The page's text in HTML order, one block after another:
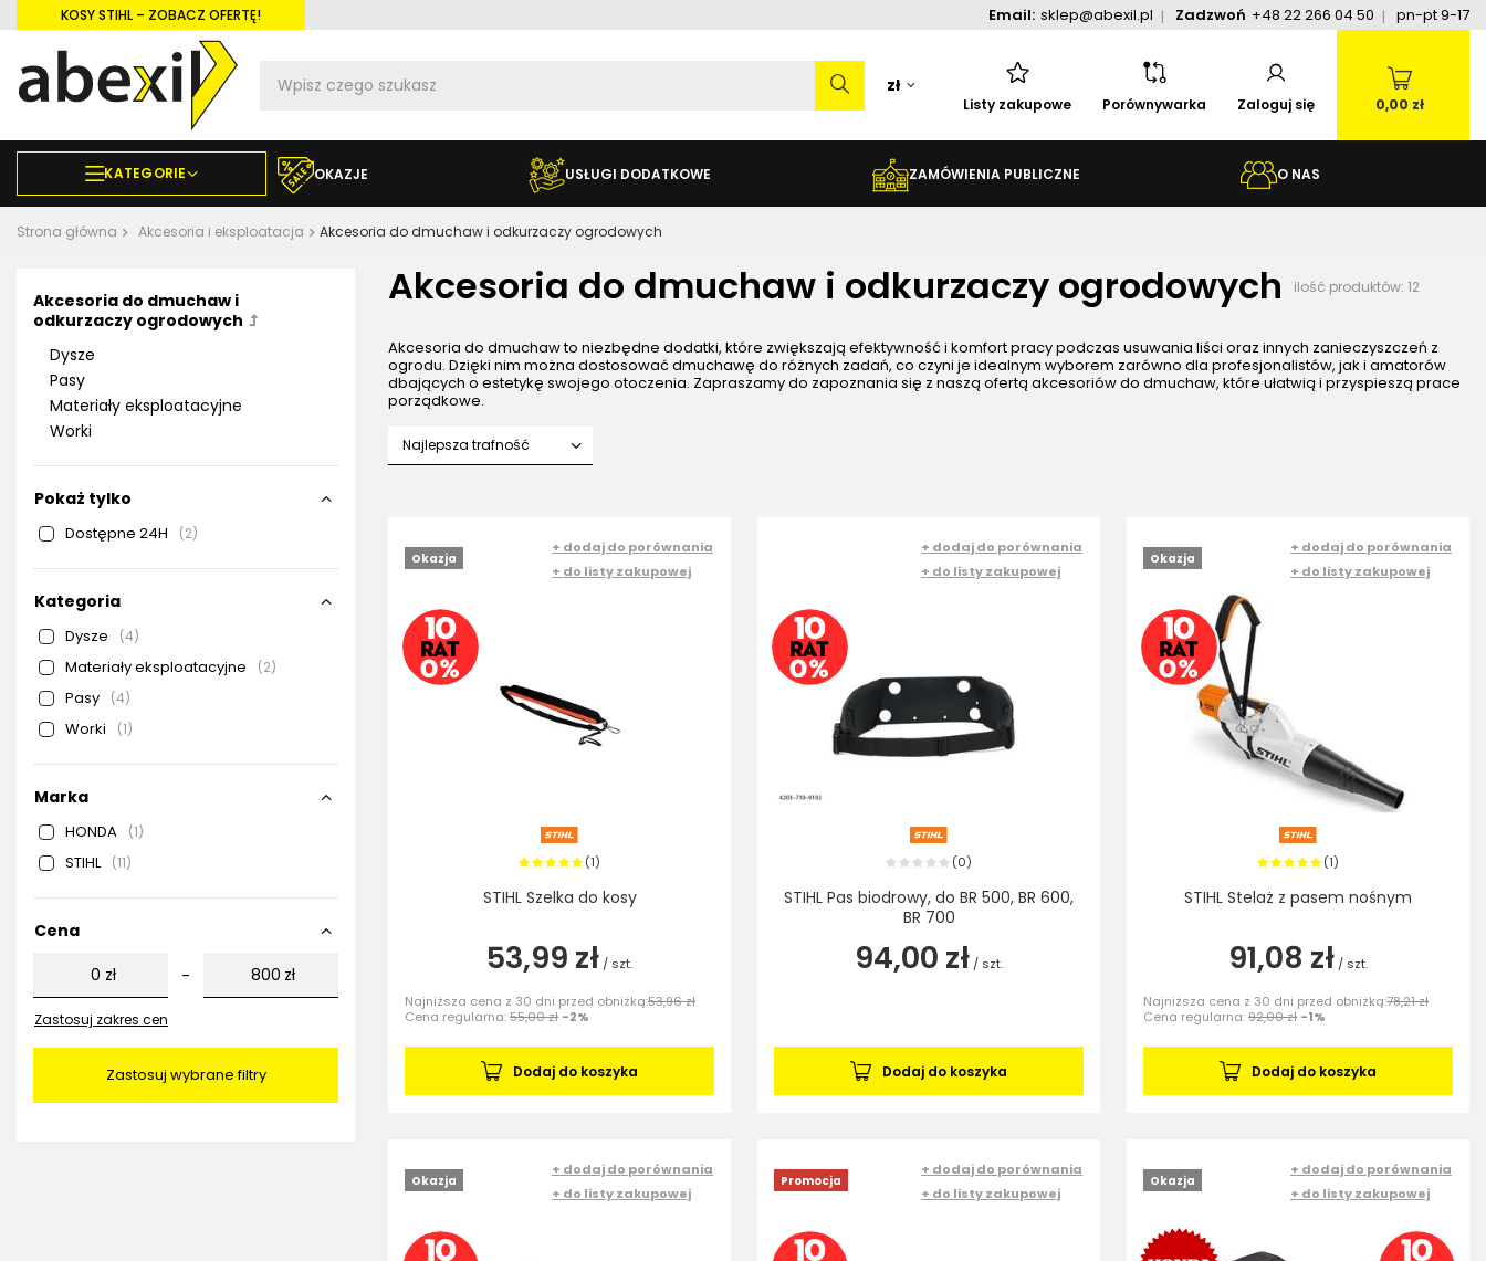
KOSY STIHL – ZOBACZ OFERTĘ! Email: sklep@abexil.pl Zadzwoń +48 22 266 04 50 pn-pt 9-17
zł
Listy zakupowe Porównywarka Zaloguj się 0,00 zł
KATEGORIE OKAZJE USŁUGI DODATKOWE ZAMÓWIENIA PUBLICZNE O NAS
Strona główna Akcesoria i eksploatacja Akcesoria do dmuchaw i odkurzaczy ogrodowych
Akcesoria do dmuchaw i
odkurzaczy ogrodowych
Dysze
Pasy
Materiały eksploatacyjne
Worki
Pokaż tylko
Dostępne 24H 2
Kategoria
Dysze 4
Materiały eksploatacyjne 2
Pasy 4
Worki 1
Marka
HONDA 1
STIHL 11
Cena
zł
- zł
Zastosuj zakres cen
Zastosuj wybrane filtry
Akcesoria do dmuchaw i odkurzaczy ogrodowych ilość produktów: 12
Akcesoria do dmuchaw to niezbędne dodatki, które zwiększają efektywność i komfort pracy podczas usuwania liści oraz innych zanieczyszczeń z
ogrodu. Dzięki nim można dostosować dmuchawę do różnych zadań, co czyni je idealnym wyborem zarówno dla profesjonalistów, jak i amatorów
dbających o estetykę swojego otoczenia. Zapraszamy do zapoznania się z naszą ofertą akcesoriów do dmuchaw, które ułatwią i przyspieszą prace
porządkowe.
Najlepsza trafność
Okazja
+ dodaj do porównania
+ do listy zakupowej
(1)
STIHL Szelka do kosy
53,99 zł / szt.
Najniższa cena z 30 dni przed obniżką:53,96 zł
Cena regularna:55,00 zł -2%
Dodaj do koszyka
+ dodaj do porównania
+ do listy zakupowej
(0)
STIHL Pas biodrowy, do BR 500, BR 600,
BR 700
94,00 zł / szt.
Dodaj do koszyka
Okazja
+ dodaj do porównania
+ do listy zakupowej
(1)
STIHL Stelaż z pasem nośnym
91,08 zł / szt.
Najniższa cena z 30 dni przed obniżką:78,21 zł
Cena regularna:92,00 zł -1%
Dodaj do koszyka
Okazja
+ dodaj do porównania
+ do listy zakupowej
Promocja
+ dodaj do porównania
+ do listy zakupowej
Okazja
+ dodaj do porównania
+ do listy zakupowej